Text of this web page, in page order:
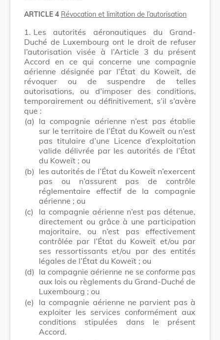
ARTICLE 4 Révocation et limitation de l’autorisation
1. Les autorités aéronautiques du Grand-
Duché de Luxembourg ont le droit de refuser
l’autorisation visée à l’Article 3 du présent
Accord en ce qui concerne une compagnie
aérienne désignée par l’État du Koweït, de
révoquer ou de suspendre de telles
autorisations, ou d’imposer des conditions,
temporairement ou définitivement, s’il s’avère
que :
(a) la compagnie aérienne n’est pas établie
sur le territoire de l’État du Koweït ou n’est
pas titulaire d’une Licence d’exploitation
valide délivrée par les autorités de l’État
du Koweït ; ou
(b) les autorités de l’État du Koweït n’exercent
pas ou n’assurent pas de contrôle
réglementaire effectif de la compagnie
aérienne ; ou
(c)
la compagnie aérienne n’est pas détenue,
directement ou grâce à une participation
majoritaire, ou n’est pas effectivement
contrôlée par l’État du Koweït et/ou par
ses ressortissants et/ou par des entités
légales de l’État du Koweït ; ou
(d) la compagnie aérienne ne se conforme pas
aux lois ou règlements du Grand-Duché de
Luxembourg ; ou
(e) la compagnie aérienne ne parvient pas à
exploiter les services conformément aux
conditions stipulées dans le présent
Accord.